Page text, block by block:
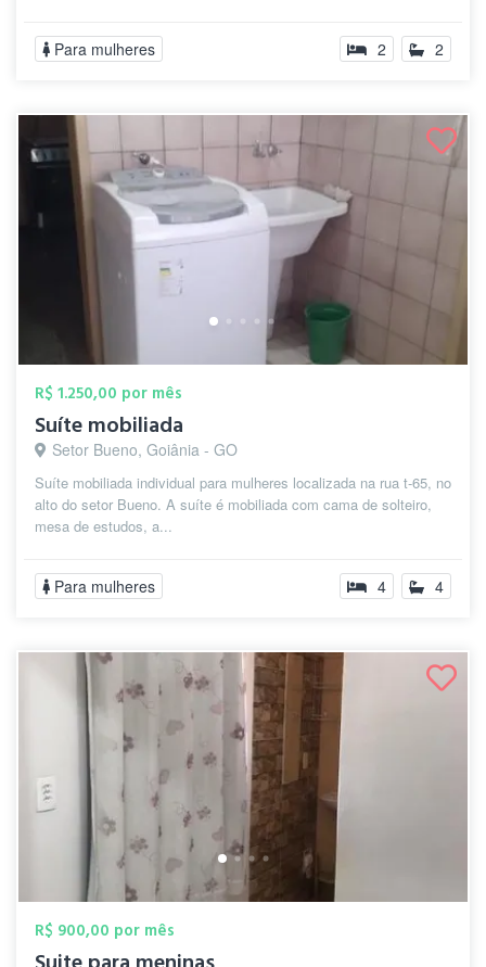
Para mulheres 2 2
R$ 1.250,00 por mês
Suíte mobiliada
Setor Bueno, Goiânia - GO
Suíte mobiliada individual para mulheres localizada na rua t-65, no
alto do setor Bueno. A suíte é mobiliada com cama de solteiro,
mesa de estudos, a...
Para mulheres 4 4
R$ 900,00 por mês